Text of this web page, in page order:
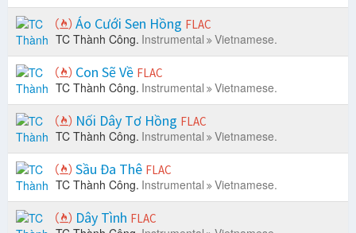
Áo Cưới Sen Hồng FLAC
TC Thành Công. Instrumental Vietnamese.
Con Sẽ Về FLAC
TC Thành Công. Instrumental Vietnamese.
Nối Dây Tơ Hồng FLAC
TC Thành Công. Instrumental Vietnamese.
Sầu Đa Thê FLAC
TC Thành Công. Instrumental Vietnamese.
Dây Tình FLAC